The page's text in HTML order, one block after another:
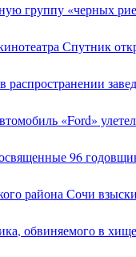
группу «черных
Спутник
распространении
«Ford»
96
района Сочи
обвиняемого в